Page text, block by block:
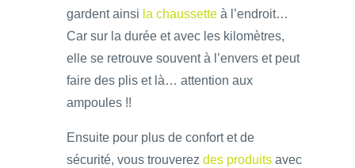
gardent ainsi la chaussette à l’endroit…
Car sur la durée et avec les kilomètres,
elle se retrouve souvent à l’envers et peut
faire des plis et là… attention aux
ampoules !!
Ensuite pour plus de confort et de
sécurité, vous trouverez des produits avec